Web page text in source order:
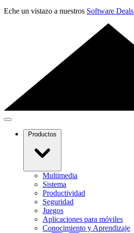
Eche un vistazo a nuestros Software Deals
Productos
Multimedia
Sistema
Productividad
Seguridad
Juegos
Aplicaciones para móviles
Conocimiento y Aprendizaje